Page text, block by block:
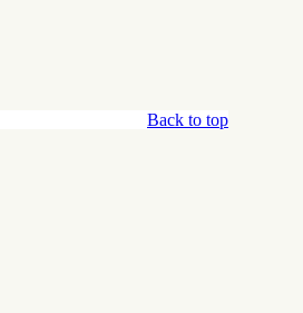
Back to top